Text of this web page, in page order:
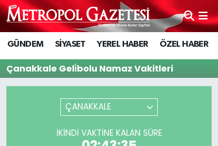
GÜNDEM SİYASET YEREL HABER ÖZEL HABER
Çanakkale Geli̇bolu Namaz Vakitleri
ÇANAKKALE
İKINDI VAKTİNE KALAN SÜRE
Hava Durumu
Trafik Durumu
Süper Lig Puan Durumu ve Fikstür
Tüm Manşetler
Son Dakika Haberleri